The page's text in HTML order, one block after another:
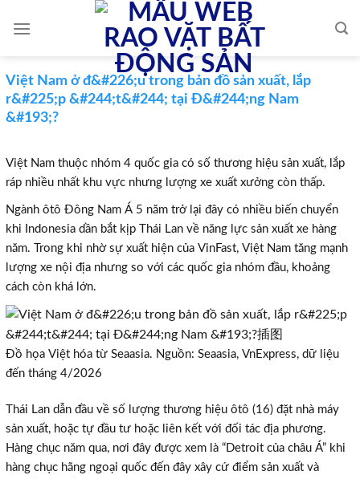
Việt Nam ở đ&#226;u trong bản đồ sản xuất, lắp
r&#225;p &#244;t&#244; tại Đ&#244;ng Nam
&#193;?
Việt Nam thuộc nhóm 4 quốc gia có số thương hiệu sản xuất, lắp
ráp nhiều nhất khu vực nhưng lượng xe xuất xưởng còn thấp.
Ngành ôtô Đông Nam Á 5 năm trở lại đây có nhiều biến chuyển
khi Indonesia dần bắt kịp Thái Lan về năng lực sản xuất xe hàng
năm. Trong khi nhờ sự xuất hiện của VinFast, Việt Nam tăng mạnh
lượng xe nội địa nhưng so với các quốc gia nhóm đầu, khoảng
cách còn khá lớn.
Đồ họa Việt hóa từ Seaasia. Nguồn: Seaasia, VnExpress, dữ liệu
đến tháng 4/2026
Thái Lan dẫn đầu về số lượng thương hiệu ôtô (16) đặt nhà máy
sản xuất, hoặc tự đầu tư hoặc liên kết với đối tác địa phương.
Hàng chục năm qua, nơi đây được xem là “Detroit của châu Á” khi
hàng chục hãng ngoại quốc đến đây xây cứ điểm sản xuất và